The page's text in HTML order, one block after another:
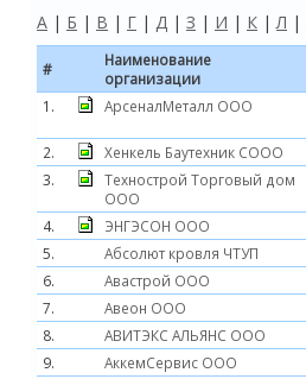
А | Б | В | Г | Д | З | И | К |Л |
#
Наименование
организации
1.
АрсеналМеталл ООО
2. Хенкель Баутехник СООО
3.
Технострой Торговый дом
ООО
4. ЭНГЭСОН ООО
5.
Абсолют кровля ЧТУП
6.
Авастрой ООО
7.
Авеон ООО
8.
АВИТЭКС АЛЬЯНС ООО
9.
АккемСервис ООО